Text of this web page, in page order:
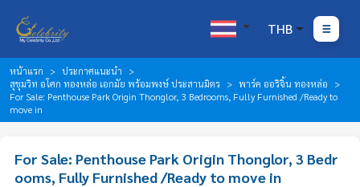
THB
หน้าแรก
ประกาศแนะนำ
สุขุมวิท อโศก ทองหล่อ เอกมัย พร้อมพงษ์ ประสานมิตร
พาร์ค ออริจิ้น ทองหล่อ
For Sale: Penthouse Park Origin Thonglor, 3 Bedrooms, Fully Furnished /Ready to
move in
For Sale: Penthouse Park Origin Thonglor, 3 Bedr
ooms, Fully Furnished /Ready to move in